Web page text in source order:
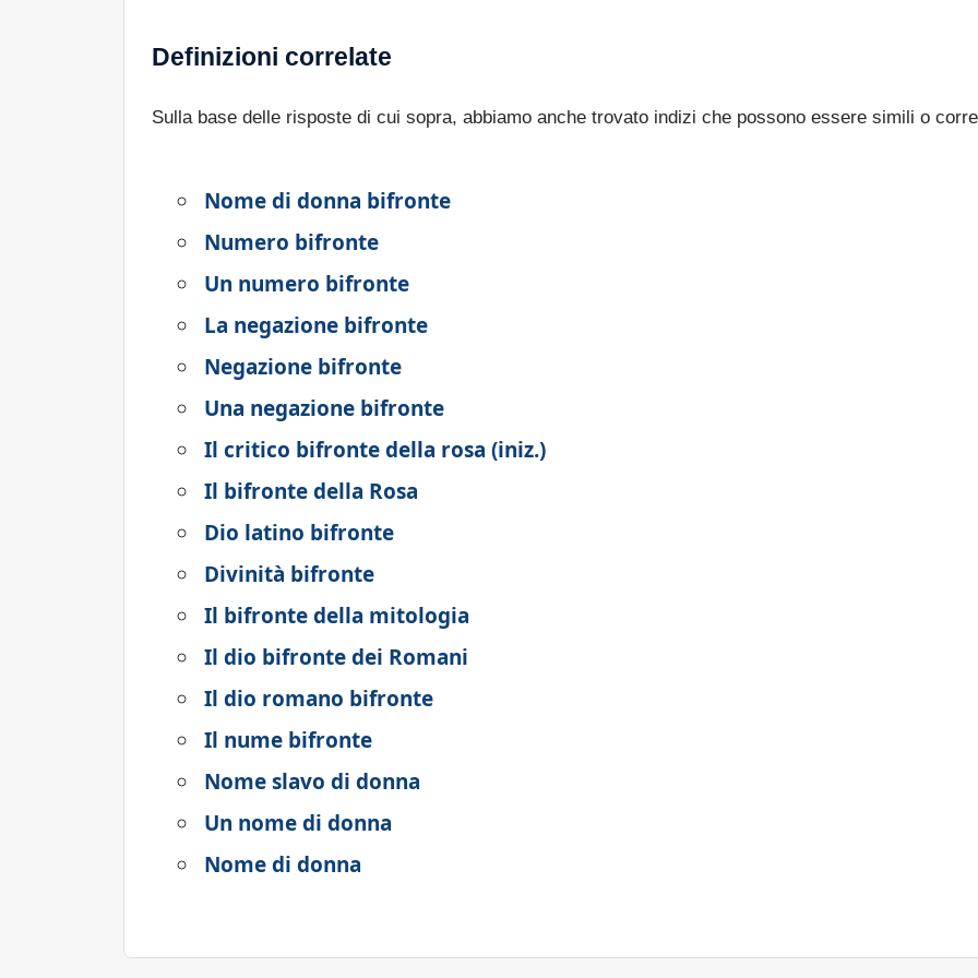
Definizioni correlate
Sulla base delle risposte di cui sopra, abbiamo anche trovato indizi che possono essere simili o
Nome di donna bifronte
Numero bifronte
Un numero bifronte
La negazione bifronte
Negazione bifronte
Una negazione bifronte
Il critico bifronte della rosa (iniz.)
Il bifronte della Rosa
Dio latino bifronte
Divinità bifronte
Il bifronte della mitologia
Il dio bifronte dei Romani
Il dio romano bifronte
Il nume bifronte
Nome slavo di donna
Un nome di donna
Nome di donna